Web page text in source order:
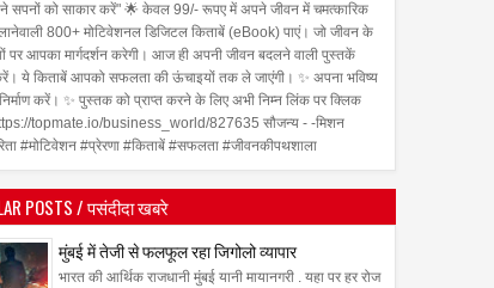
सपनों को साकार करें" 🌟 केवल 99/- रूपए में अपने जीवन में चमत्कारिक
800+ मोटिवेशनल डिजिटल किताबें (eBook) पाएं। जो जीवन के
पर आपका मार्गदर्शन करेगी। आज ही अपनी जीवन बदलने वाली पुस्तकें
ये किताबें आपको सफलता की ऊंचाइयों तक ले जाएंगी। ✨ अपना भविष्य
करें। ✨ पुस्तक को प्राप्त करने के लिए अभी निम्न लिंक पर क्लिक
topmate.io/business_world/827635 सौजन्य - -मिशन
#मोटिवेशन #प्रेरणा #किताबें #सफलता #जीवनकीपथशाला
POSTS / पसंदीदा खबरे
मुंबई में तेजी से फलफूल रहा जिगोलो व्यापार
भारत की आर्थिक राजधानी मुंबई यानी मायानगरी . यहा पर हर रोज